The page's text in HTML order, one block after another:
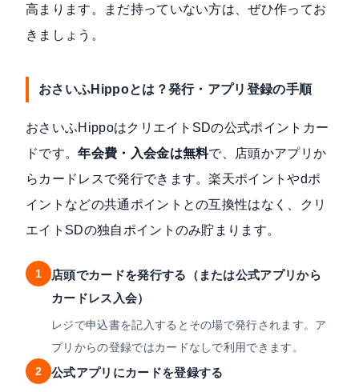
高まります。まだ持っていない方は、ぜひ作ってお
きましょう。
おさいふHippoとは？発行・アプリ登録の手順
おさいふHippoはクリエイトSDの公式ポイントカー
ドです。年会費・入会金は無料で、店頭かアプリか
らカードレスで発行できます。楽天ポイントやdポ
イントなどの共通ポイントとの互換性はなく、クリ
エイトSDの独自ポイントのみ貯まります。
1
店頭でカードを発行する（または公式アプリから
カードレス入会）
レジで申込書を記入するとその場で発行されます。ア
プリからの登録ではカードなしで利用できます。
2
公式アプリにカードを登録する